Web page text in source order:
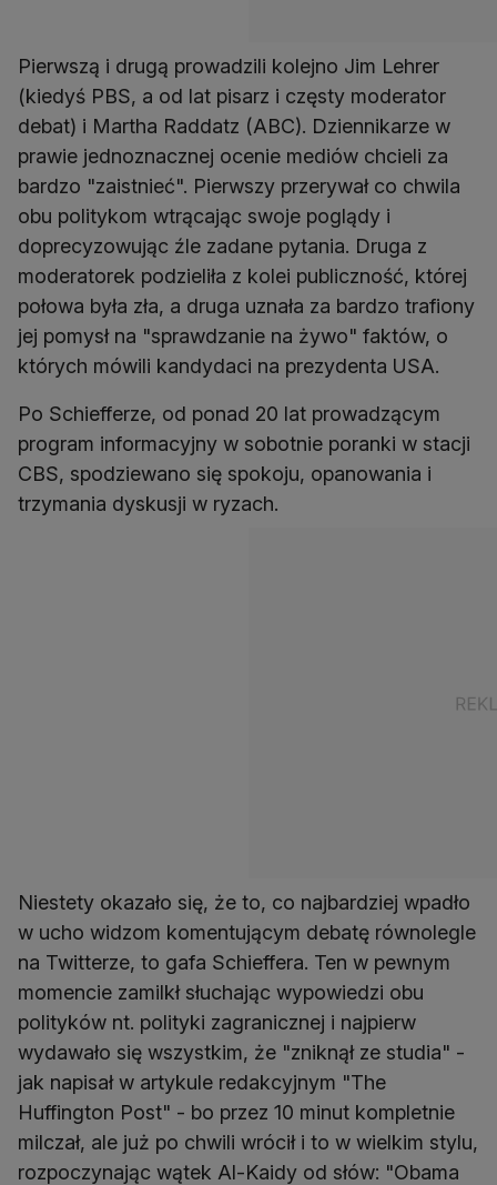
Pierwszą i drugą prowadzili kolejno Jim Lehrer
(kiedyś PBS, a od lat pisarz i częsty moderator
debat) i Martha Raddatz (ABC). Dziennikarze w
prawie jednoznacznej ocenie mediów chcieli za
bardzo "zaistnieć". Pierwszy przerywał co chwila
obu politykom wtrącając swoje poglądy i
doprecyzowując źle zadane pytania. Druga z
moderatorek podzieliła z kolei publiczność, której
połowa była zła, a druga uznała za bardzo trafiony
jej pomysł na "sprawdzanie na żywo" faktów, o
których mówili kandydaci na prezydenta USA.
Po Schiefferze, od ponad 20 lat prowadzącym
program informacyjny w sobotnie poranki w stacji
CBS, spodziewano się spokoju, opanowania i
trzymania dyskusji w ryzach.
Niestety okazało się, że to, co najbardziej wpadło
w ucho widzom komentującym debatę równolegle
na Twitterze, to gafa Schieffera. Ten w pewnym
momencie zamilkł słuchając wypowiedzi obu
polityków nt. polityki zagranicznej i najpierw
wydawało się wszystkim, że "zniknął ze studia" -
jak napisał w artykule redakcyjnym "The
Huffington Post" - bo przez 10 minut kompletnie
milczał, ale już po chwili wrócił i to w wielkim stylu,
rozpoczynając wątek Al-Kaidy od słów: "Obama